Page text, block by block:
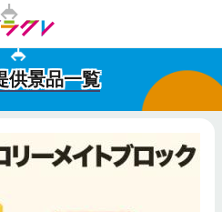
供景品一覧